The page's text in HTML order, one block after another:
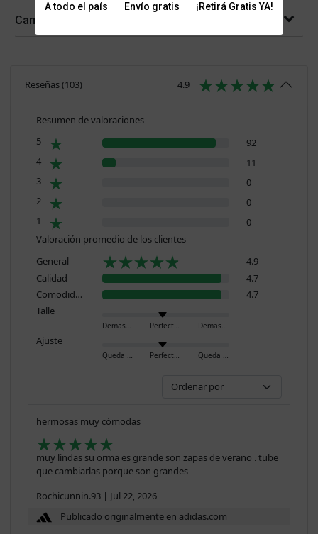
A todo el país Envío gratis ¡Retirá Gratis YA!
Cambios y devoluciones
Reseñas(103) 4.9
Resumen de valoraciones
5
92
4
11
3
0
2
0
1
0
Valoración promedio de los clientes
General
4.9
Calidad
4.7
Comodidad
4.7
Talle
Demasiado pequeño Perfecto Demasiado grande
Ajuste
Queda ajustado Perfecto Queda holgado
hermosas muy cómodas
muy lindas su orma es grande son zapas de verano . tube
que cambiarlas porque son grandes
Rochicunnin.93 | Jul 22, 2026
Publicado originalmente en adidas.com